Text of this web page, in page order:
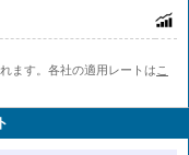
ます。各社の適用レートは こ